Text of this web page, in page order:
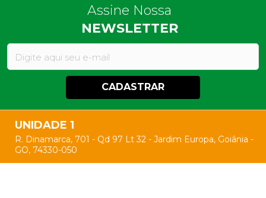
Assine Nossa
NEWSLETTER
CADASTRAR
UNIDADE 1
R. Dinamarca, 701 - Qd 97 Lt 32 - Jardim Europa, Goiânia -
GO, 74330-050